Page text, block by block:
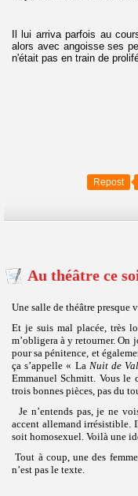
Il lui arriva parfois au
alors avec angoisse ses
n'était pas en train de
Repost
Au théâtre ce
Une salle de théâtre
Et je suis mal placée, très
m’obligera à y retourner. On
pour sa pénitence, et
ça s’appelle « La Nuit de
Emmanuel Schmitt. Vous le
trois bonnes pièces, pas du
Je n’entends pas, je ne
accent allemand irrésistible.
soit homosexuel. Voilà une
Tout à coup, une des
n’est pas le texte.